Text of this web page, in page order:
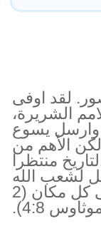
لقد اوفى
الشريرة،
يسوع
الأهم من
منتظرا
لشعب الله
والخلاص للذين ينتظرونه فى كل مكان (2
4:8).